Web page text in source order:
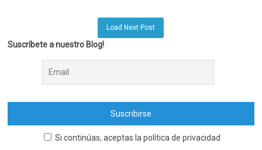
Load Next Post
Suscríbete a nuestro Blog!
Si continúas, aceptas la política de privacidad